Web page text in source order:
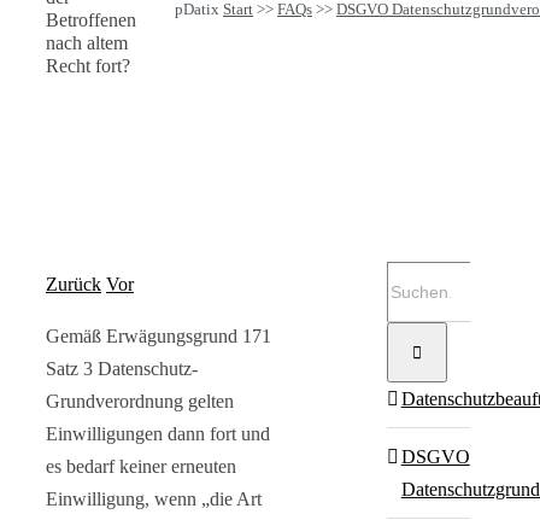
Betroffenen
nach altem
Recht fort?
pDatix Start >> FAQs >> DSGVO
Zurück Vor
Gemäß Erwägungsgrund 171
Satz 3 Datenschutz-
Grundverordnung gelten
Einwilligungen dann fort und
es bedarf keiner erneuten
Einwilligung, wenn „die Art
DSGVO